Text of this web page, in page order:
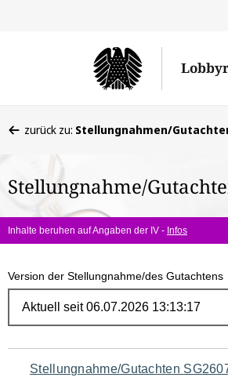
befinden
hier:
zurück zu: Stellungnahmen/
Stellungnahme/
Inhalte beruhen auf Angaben der IV - Infos
Version der Stellungnahme/des Gutachtens
Navigation
Stellungnahme/Gutachten